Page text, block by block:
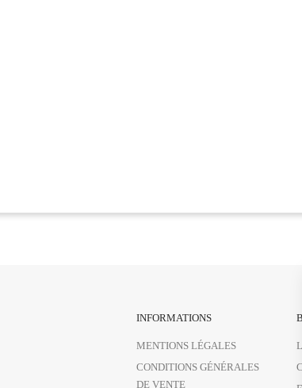
INFORMATIONS
MENTIONS LÉGALES
CONDITIONS GÉNÉRALES
DE VENTE